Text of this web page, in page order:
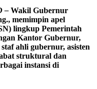
– Wakil Gubernur
memimpin apel
lingkup Pemerintah
Kantor Gubernur,
ahli gubernur, asisten
struktural dan
instansi di